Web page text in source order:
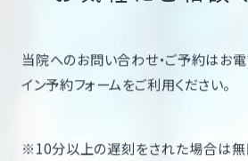
当院へのお問い合わせ・ご予約はお
イン予約フォームをご利用ください。
※10分以上の遅刻をされた場合は無